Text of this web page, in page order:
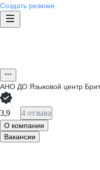
Создать резюме
АНО ДО Языковой центр
3,9 4 отзыва
О компании
Вакансии